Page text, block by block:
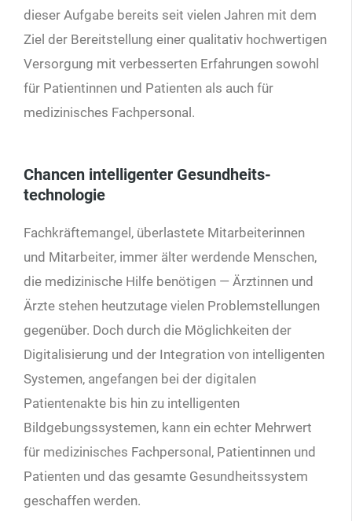
dieser Aufgabe bereits seit vielen Jahren mit dem
Ziel der Bereitstellung einer qualitativ hochwertigen
Versorgung mit verbesserten Erfahrungen sowohl
für Patientinnen und Patienten als auch für
medizinisches Fachpersonal.
Chancen intelligenter Gesundheits­
technologie
Fachkräftemangel, überlastete Mitarbeiterinnen
und Mitarbeiter, immer älter werdende Menschen,
die medizinische Hilfe benötigen — Ärztinnen und
Ärzte stehen heutzutage vielen Problemstellungen
gegenüber. Doch durch die Möglichkeiten der
Digitalisierung und der Integration von intelligenten
Systemen, angefangen bei der digitalen
Patientenakte bis hin zu intelligenten
Bildgebungssystemen, kann ein echter Mehrwert
für medizinisches Fachpersonal, Patientinnen und
Patienten und das gesamte Gesundheitssystem
geschaffen werden.